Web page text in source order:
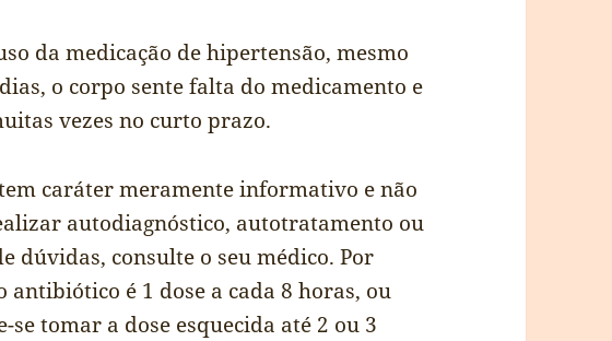
da medicação de hipertensão, mesmo
o corpo sente falta do medicamento e
vezes no curto prazo.
caráter meramente informativo e não
autodiagnóstico, autotratamento ou
dúvidas, consulte o seu médico. Por
antibiótico é 1 dose a cada 8 horas, ou
se tomar a dose esquecida até 2 ou 3